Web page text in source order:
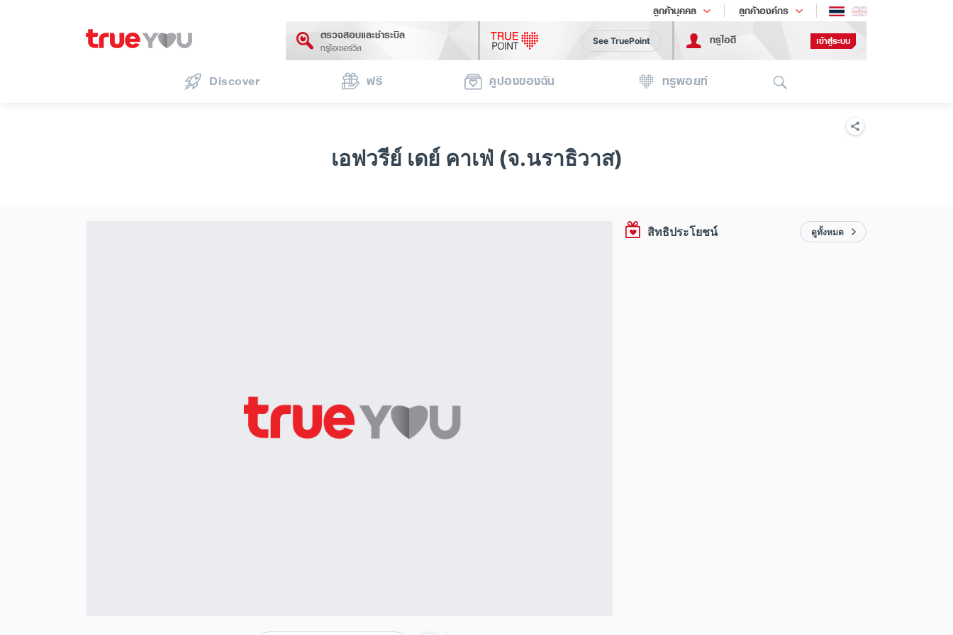
ลูกค้าบุคคล ลูกค้าองค์กร
เทรนด์เทคโนโลยี
ตรวจสอบและชำระบิล
ทรูไอเซอร์วิส
See TruePoint ทรูไอดี เข้าสู่ระบบ
Discover ฟรี คูปองของฉัน ทรูพอยท์
เอฟวรีย์ เดย์ คาเฟ่ (จ.นราธิวาส)
สิทธิประโยชน์ ดูทั้งหมด